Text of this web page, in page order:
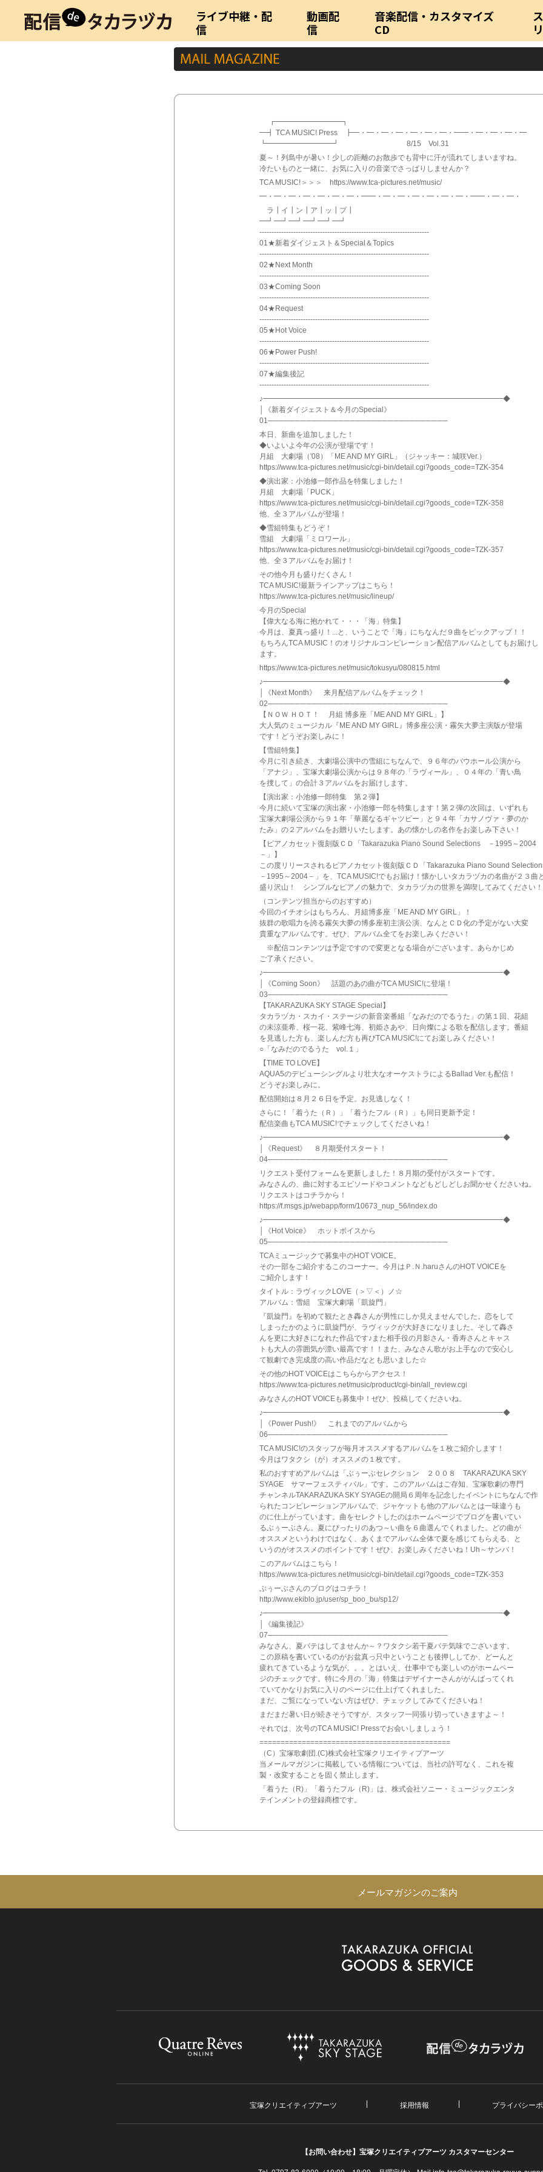
ライブ中継・配
信
動画配
信
音楽配信・カスタマイズ
CD
┏━━━━━━━━━┓
━┫ TCA MUSIC! Press ┣━・━・━・━・━・━・━・━━・━・━・━・━
┗━━━━━━━━━┛ 8/15 Vol.31
夏～！列島中が暑い！少しの距離のお散歩でも背中に汗が流れてしまいますね。
冷たいものと一緒に、お気に入りの音楽でさっぱりしませんか？
TCA MUSIC!＞＞＞ https://www.tca-pictures.net/music/
━・━・━・━・━・━・━・━━・━・━・━・━・━・━・━━・━・━・
ラ┃イ┃ン┃ア┃ッ┃プ┃
━┛━┛━┛━┛━┛━┛
----------------------------------------------------------------------
01★新着ダイジェスト＆Special＆Topics
----------------------------------------------------------------------
02★Next Month
----------------------------------------------------------------------
03★Coming Soon
----------------------------------------------------------------------
04★Request
----------------------------------------------------------------------
05★Hot Voice
----------------------------------------------------------------------
06★Power Push!
----------------------------------------------------------------------
07★編集後記
----------------------------------------------------------------------
♪━━━━━━━━━━━━━━━━━━━━━━━━━━━━━━━━━◆
│《新着ダイジェスト＆今月のSpecial》
01─────────────────────────────────
本日、新曲を追加しました！
◆いよいよ今年の公演が登場です！
月組 大劇場（'08）「ME AND MY GIRL」（ジャッキー：城咲Ver.）
https://www.tca-pictures.net/music/cgi-bin/detail.cgi?goods_code=TZK-354
◆演出家：小池修一郎作品を特集しました！
月組 大劇場「PUCK」
https://www.tca-pictures.net/music/cgi-bin/detail.cgi?goods_code=TZK-358
他、全３アルバムが登場！
◆雪組特集もどうぞ！
雪組 大劇場「ミロワール」
https://www.tca-pictures.net/music/cgi-bin/detail.cgi?goods_code=TZK-357
他、全３アルバムをお届け！
その他今月も盛りだくさん！
TCA MUSIC!最新ラインアップはこちら！
https://www.tca-pictures.net/music/lineup/
今月のSpecial
【偉大なる海に抱かれて・・・「海」特集】
今月は、夏真っ盛り！...と、いうことで「海」にちなんだ９曲をピックアップ！！
もちろんTCA MUSIC！のオリジナルコンピレーション配信アルバムとしてもお届けし
ます。
https://www.tca-pictures.net/music/tokusyu/080815.html
♪━━━━━━━━━━━━━━━━━━━━━━━━━━━━━━━━━◆
│《Next Month》 来月配信アルバムをチェック！
02─────────────────────────────────
【ＮＯＷ ＨＯＴ！ 月組 博多座「ME AND MY GIRL」】
大人気のミュージカル『ME AND MY GIRL』博多座公演・霧矢大夢主演版が登場
です！どうぞお楽しみに！
【雪組特集】
今月に引き続き、大劇場公演中の雪組にちなんで、９６年のバウホール公演から
「アナジ」、宝塚大劇場公演からは９８年の「ラヴィール」、０４年の「青い鳥
を捜して」の合計３アルバムをお届けします。
【演出家：小池修一郎特集 第２弾】
今月に続いて宝塚の演出家・小池修一郎を特集します！第２弾の次回は、いずれも
宝塚大劇場公演から９１年「華麗なるギャツビー」と９４年「カサノヴァ・夢のか
たみ」の２アルバムをお贈りいたします。あの懐かしの名作をお楽しみ下さい！
【ピアノカセット復刻版ＣＤ「Takarazuka Piano Sound Selections －1995～2004
－」】
この度リリースされるピアノカセット復刻版ＣＤ「Takarazuka Piano Sound
－1995～2004－」を、TCA MUSIC!でもお届け！懐かしいタカラヅカの名曲が２３曲
盛り沢山！ シンプルなピアノの魅力で、タカラヅカの世界を満喫してみてください！
（コンテンツ担当からのおすすめ）
今回のイチオシはもちろん、月組博多座「ME AND MY GIRL」！
抜群の歌唱力を誇る霧矢大夢の博多座初主演公演、なんとＣＤ化の予定がない大変
貴重なアルバムです。ぜひ、アルバム全てをお楽しみください！
※配信コンテンツは予定ですので変更となる場合がございます。あらかじめ
ご了承ください。
♪━━━━━━━━━━━━━━━━━━━━━━━━━━━━━━━━━◆
│《Coming Soon》 話題のあの曲がTCA MUSIC!に登場！
03─────────────────────────────────
【TAKARAZUKA SKY STAGE Special】
タカラヅカ・スカイ・ステージの新音楽番組「なみだのでるうた」の第１回、花組
の未涼亜希、桜一花、紫峰七海、初姫さあや、日向燦による歌を配信します。番組
を見逃した方も、楽しんだ方も再びTCA MUSIC!にてお楽しみください！
○「なみだのでるうた vol.１」
【TIME TO LOVE】
AQUA5のデビューシングルより壮大なオーケストラによるBallad Ver.も配信！
どうぞお楽しみに。
配信開始は８月２６日を予定。お見逃しなく！
さらに！「着うた（Ｒ）」「着うたフル（Ｒ）」も同日更新予定！
配信楽曲もTCA MUSIC!でチェックしてくださいね！
♪━━━━━━━━━━━━━━━━━━━━━━━━━━━━━━━━━◆
│《Request》 ８月期受付スタート！
04─────────────────────────────────
リクエスト受付フォームを更新しました！８月期の受付がスタートです。
みなさんの、曲に対するエピソードやコメントなどもどしどしお聞かせくださいね。
リクエストはコチラから！
https://f.msgs.jp/webapp/form/10673_nup_56/index.do
♪━━━━━━━━━━━━━━━━━━━━━━━━━━━━━━━━━◆
│《Hot Voice》 ホットボイスから
05─────────────────────────────────
TCAミュージックで募集中のHOT VOICE。
その一部をご紹介するこのコーナー。今月はＰ.Ｎ.haruさんのHOT VOICEを
ご紹介します！
タイトル：ラヴィックLOVE（＞▽＜）ノ☆
アルバム：雪組 宝塚大劇場「凱旋門」
『凱旋門』を初めて観たとき轟さんが男性にしか見えませんでした。恋をして
しまったかのように凱旋門が、ラヴィックが大好きになりました。そして轟さ
んを更に大好きになれた作品です♪また相手役の月影さん・香寿さんとキャス
トも大人の雰囲気が漂い最高です！！また、みなさん歌がお上手なので安心し
て観劇でき完成度の高い作品だなとも思いました☆
その他のHOT VOICEはこちらからアクセス！
https://www.tca-pictures.net/music/product/cgi-bin/all_review.cgi
みなさんのHOT VOICEも募集中！ぜひ、投稿してくださいね。
♪━━━━━━━━━━━━━━━━━━━━━━━━━━━━━━━━━◆
│《Power Push!》 これまでのアルバムから
06─────────────────────────────────
TCA MUSIC!のスタッフが毎月オススメするアルバムを１枚ご紹介します！
今月はワタクシ（が）オススメの１枚です。
私のおすすめアルバムは「ぶぅーぶセレクション ２００８ TAKARAZUKA SKY
SYAGE サマーフェスティバル」です。このアルバムはご存知、宝塚歌劇の専門
チャンネルTAKARAZUKA SKY SYAGEの開局６周年を記念したイベントにちなんで作
られたコンピレーションアルバムで、ジャケットも他のアルバムとは一味違うも
のに仕上がっています。曲をセレクトしたのはホームページでブログを書いてい
るぶぅーぶさん。夏にぴったりのあつ～い曲を６曲選んでくれました。どの曲が
オススメというわけではなく、あくまでアルバム全体で夏を感じてもらえる、と
いうのがオススメのポイントです！ぜひ、お楽しみくださいね！Uh～サンバ！
このアルバムはこちら！
https://www.tca-pictures.net/music/cgi-bin/detail.cgi?goods_code=TZK-353
ぶぅーぶさんのブログはコチラ！
http://www.ekiblo.jp/user/sp_boo_bu/sp12/
♪━━━━━━━━━━━━━━━━━━━━━━━━━━━━━━━━━◆
│《編集後記》
07─────────────────────────────────
みなさん、夏バテはしてませんか～？ワタクシ若干夏バテ気味でございます。
この原稿を書いているのがお盆真っ只中ということも後押ししてか、どーんと
疲れてきているような気が。。。とはいえ、仕事中でも楽しいのがホームペー
ジのチェックです。特に今月の「海」特集はデザイナーさんががんばってくれ
ていてかなりお気に入りのページに仕上げてくれました。
まだ、ご覧になっていない方はぜひ、チェックしてみてくださいね！
まだまだ暑い日が続きそうですが、スタッフ一同張り切っていきますよ～！
それでは、次号のTCA MUSIC! Pressでお会いしましょう！
=============================================
（C）宝塚歌劇団.(C)株式会社宝塚クリエイティブアーツ
当メールマガジンに掲載している情報については、当社の許可なく、これを複
製・改変することを固く禁止します。
「着うた（R)」「着うたフル（R)」は、株式会社ソニー・ミュージックエンタ
テインメントの登録商標です。
メールマガジンのご案内
宝塚クリエイティブアーツ 採用情報 プライバシー
【お問い合わせ】 宝塚クリエイティブアーツ カスタマーセンター